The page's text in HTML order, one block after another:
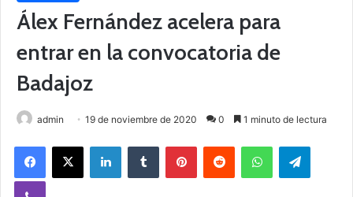
Álex Fernández acelera para
entrar en la convocatoria de
Badajoz
admin 19 de noviembre de 2020 0 1 minuto de lectura